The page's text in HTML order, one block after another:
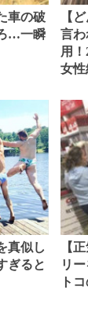
車の破
…一瞬
【
言
用
女性
真似し
ぎると
【
リ
ト